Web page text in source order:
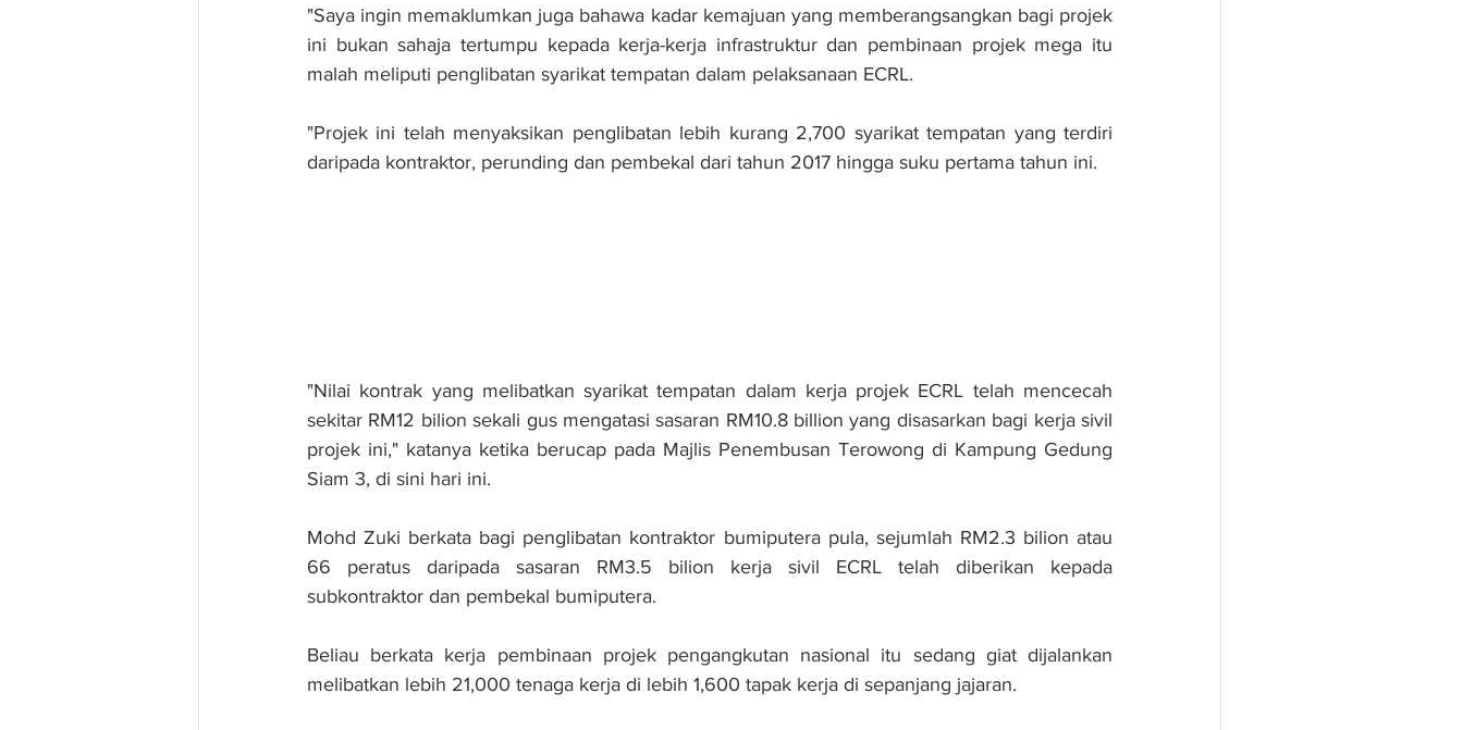
"Saya ingin memaklumkan juga bahawa kadar kemajuan yang memberangsangkan bagi projek
ini bukan sahaja tertumpu kepada kerja-kerja infrastruktur dan pembinaan projek mega itu
malah meliputi penglibatan syarikat tempatan dalam pelaksanaan ECRL.
"Projek ini telah menyaksikan penglibatan lebih kurang 2,700 syarikat tempatan yang terdiri
daripada kontraktor, perunding dan pembekal dari tahun 2017 hingga suku pertama tahun ini.
"Nilai kontrak yang melibatkan syarikat tempatan dalam kerja projek ECRL telah mencecah
sekitar RM12 bilion sekali gus mengatasi sasaran RM10.8 billion yang disasarkan bagi kerja sivil
projek ini," katanya ketika berucap pada Majlis Penembusan Terowong di Kampung Gedung
Siam 3, di sini hari ini.
Mohd Zuki berkata bagi penglibatan kontraktor bumiputera pula, sejumlah RM2.3 bilion atau
66 peratus daripada sasaran RM3.5 bilion kerja sivil ECRL telah diberikan kepada
subkontraktor dan pembekal bumiputera.
Beliau berkata kerja pembinaan projek pengangkutan nasional itu sedang giat dijalankan
melibatkan lebih 21,000 tenaga kerja di lebih 1,600 tapak kerja di sepanjang jajaran.